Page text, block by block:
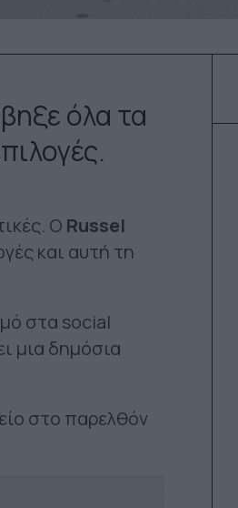
όλα τα
Ο Russel
και αυτή τη
στα social
μια δημόσια
στο παρελθόν